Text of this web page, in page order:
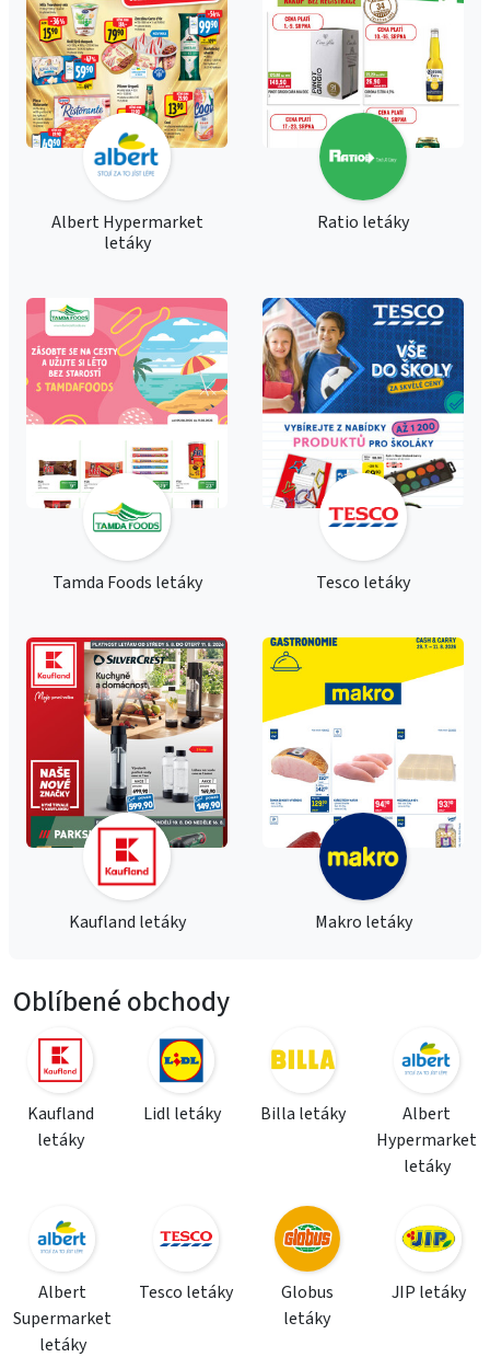
Albert Hypermarket
letáky
Ratio letáky
Tamda Foods letáky Tesco letáky
Kaufland letáky Makro letáky
Oblíbené obchody
Kaufland
letáky
Lidl letáky Billa letáky
Albert
Hypermarket
letáky
Albert
Supermarket
letáky
Tesco letáky
Globus
letáky
JIP letáky